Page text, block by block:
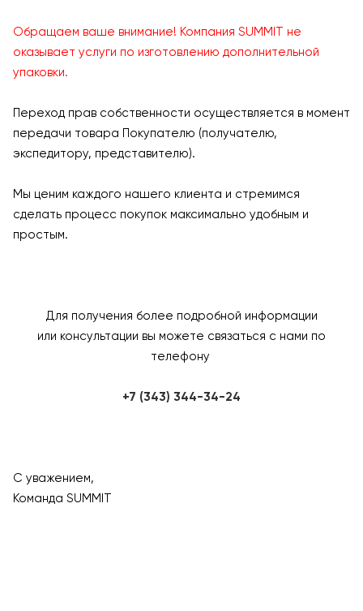
Обращаем ваше внимание! Компания SUMMIT не
оказывает услуги по изготовлению дополнительной
упаковки.
Переход прав собственности осуществляется в момент
передачи товара Покупателю (получателю,
экспедитору, представителю).
Мы ценим каждого нашего клиента и стремимся
сделать процесс покупок максимально удобным и
простым.
Для получения более подробной информации
или консультации вы можете связаться с нами по
телефону
+7 (343) 344-34-24
С уважением,
Команда SUMMIT